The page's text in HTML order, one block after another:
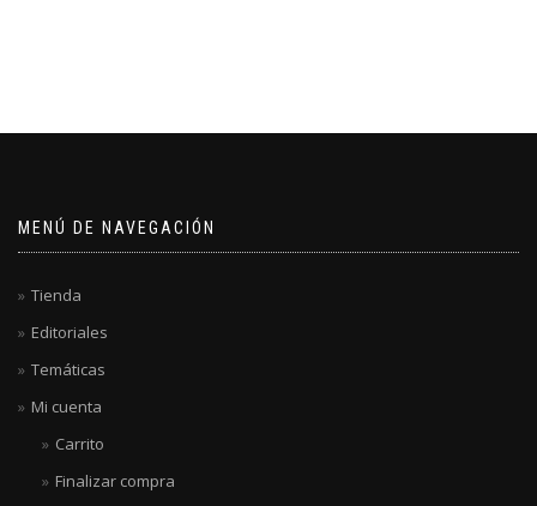
MENÚ DE NAVEGACIÓN
Tienda
Editoriales
Temáticas
Mi cuenta
Carrito
Finalizar compra